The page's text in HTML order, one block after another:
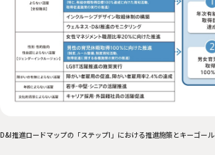
D&I推進ロードマップの「ステップI」における推進施策とキーゴール